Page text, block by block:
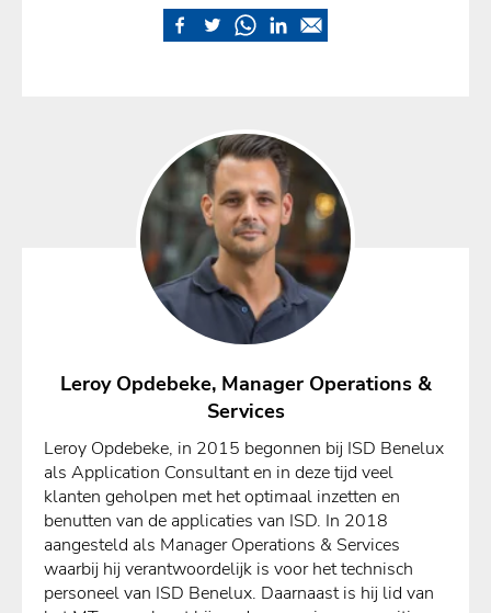
Leroy Opdebeke, Manager Operations &
Services
Leroy Opdebeke, in 2015 begonnen bij ISD Benelux
als Application Consultant en in deze tijd veel
klanten geholpen met het optimaal inzetten en
benutten van de applicaties van ISD. In 2018
aangesteld als Manager Operations & Services
waarbij hij verantwoordelijk is voor het technisch
personeel van ISD Benelux. Daarnaast is hij lid van